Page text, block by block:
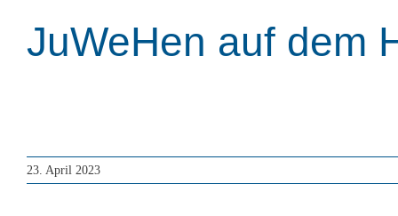
JuWeHen auf dem
23. April 2023